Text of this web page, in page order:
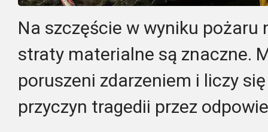
Na szczęście w wyniku pożaru
straty materialne są znaczne.
poruszeni zdarzeniem i liczy
przyczyn tragedii przez